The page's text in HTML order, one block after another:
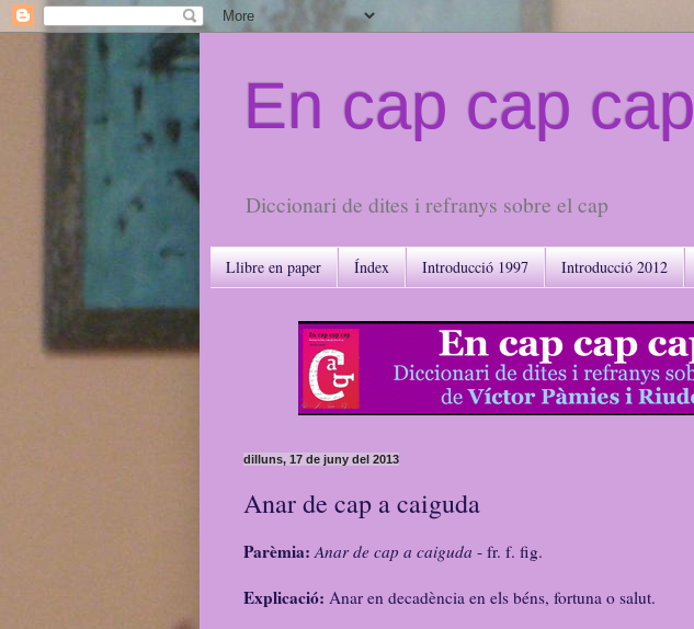
En cap cap cap
Diccionari de dites i refranys sobre el cap
Llibre en paper Índex Introducció 1997 Introducció 2012
dilluns, 17 de juny del 2013
Anar de cap a caiguda
Parèmia: Anar de cap a caiguda - fr. f. fig.
Explicació: Anar en decadència en els béns, fortuna o salut.